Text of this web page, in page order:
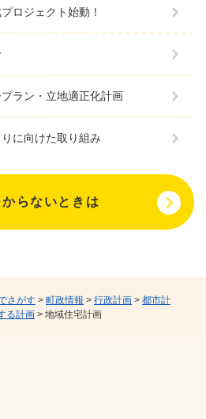
さがす > 町政情報 > 行政計画 > 都市計
る計画 > 地域住宅計画
ロジェクト始動！
ラン・立地適正化計画
に向けた取り組み
からないときは